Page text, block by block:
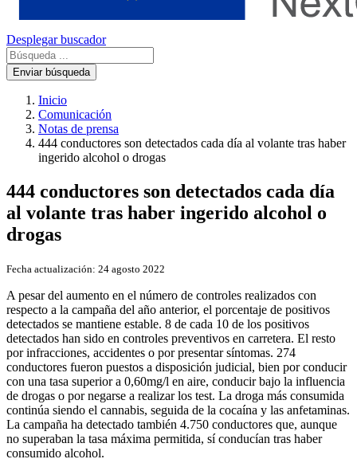
Desplegar buscador
Enviar búsqueda
Inicio
Comunicación
Notas de prensa
444 conductores son detectados cada día al volante tras haber
ingerido alcohol o drogas
444 conductores son detectados cada día
al volante tras haber ingerido alcohol o
drogas
Fecha actualización: 24 agosto 2022
A pesar del aumento en el número de controles realizados con
respecto a la campaña del año anterior, el porcentaje de positivos
detectados se mantiene estable. 8 de cada 10 de los positivos
detectados han sido en controles preventivos en carretera. El resto
por infracciones, accidentes o por presentar síntomas. 274
conductores fueron puestos a disposición judicial, bien por conducir
con una tasa superior a 0,60mg/l en aire, conducir bajo la influencia
de drogas o por negarse a realizar los test. La droga más consumida
continúa siendo el cannabis, seguida de la cocaína y las anfetaminas.
La campaña ha detectado también 4.750 conductores que, aunque
no superaban la tasa máxima permitida, sí conducían tras haber
consumido alcohol.